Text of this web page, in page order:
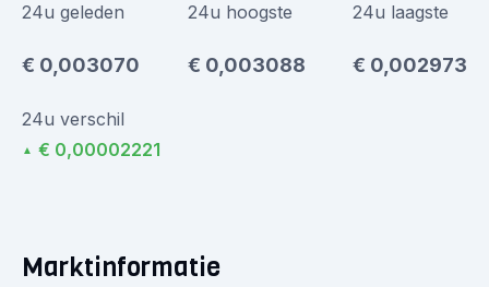
24u geleden
€ 0,003070
24u hoogste
€ 0,003088
24u laagste
€ 0,002973
24u verschil
▲ € 0,00002221
Marktinformatie